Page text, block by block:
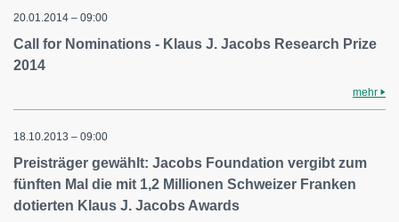
20.01.2014 – 09:00
Call for Nominations - Klaus J. Jacobs Research Prize
2014
mehr
18.10.2013 – 09:00
Preisträger gewählt: Jacobs Foundation vergibt zum
fünften Mal die mit 1,2 Millionen Schweizer Franken
dotierten Klaus J. Jacobs Awards